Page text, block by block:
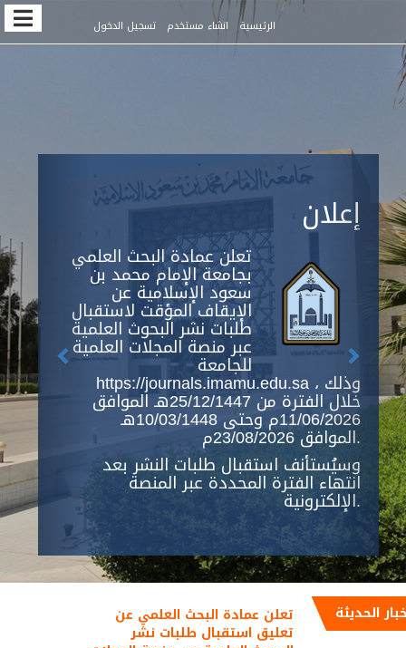
Quick
jump
to
page
content
Navigation
Main
الرئيسية انشاء مستخدم تسجيل الدخول
إعلان
تعلن عمادة البحث العلمي
بجامعة الإمام محمد بن
سعود الإسلامية عن
الإيقاف المؤقت لاستقبال
طلبات نشر البحوث العلمية
عبر منصة المجلات العلمية
للجامعة
https://journals.imamu.edu.sa ، وذلك
خلال الفترة من 25/12/1447هـ الموافق
11/06/2026م وحتى 10/03/1448هـ
الموافق 23/08/2026م.
وسيُستأنف استقبال طلبات النشر بعد
انتهاء الفترة المحددة عبر المنصة
الإلكترونية.
Next
الحديثة تعلن عمادة البحث العلمي عن
تعليق استقبال طلبات نشر